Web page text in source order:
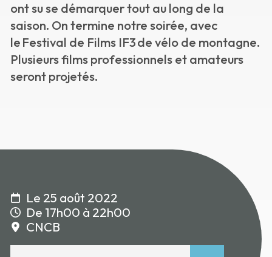
ont su se démarquer tout au long de la
saison. On termine notre soirée, avec
le Festival de Films IF3 de vélo de montagne.
Plusieurs films professionnels et amateurs
seront projetés.
Le 25 août 2022
De 17h00 à 22h00
CNCB